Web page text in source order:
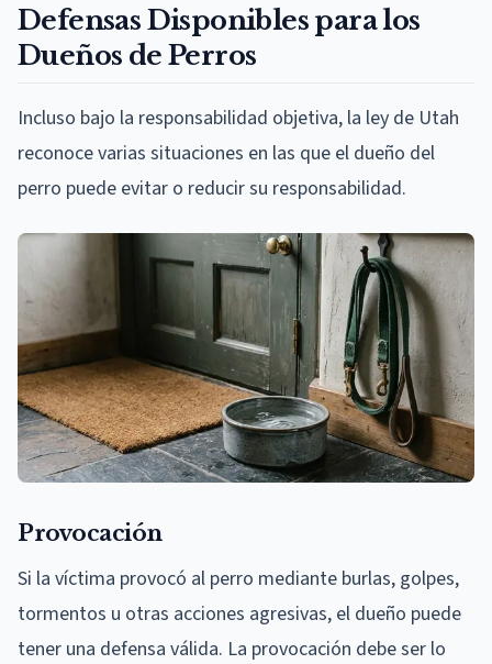
Defensas Disponibles para los
Dueños de Perros
Incluso bajo la responsabilidad objetiva, la ley de Utah
reconoce varias situaciones en las que el dueño del
perro puede evitar o reducir su responsabilidad.
Provocación
Si la víctima provocó al perro mediante burlas, golpes,
tormentos u otras acciones agresivas, el dueño puede
tener una defensa válida. La provocación debe ser lo